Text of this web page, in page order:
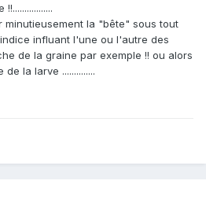
la "bête" sous tout
influant l'une ou l'autre des
de la graine par exemple !! ou alors
la larve ..............